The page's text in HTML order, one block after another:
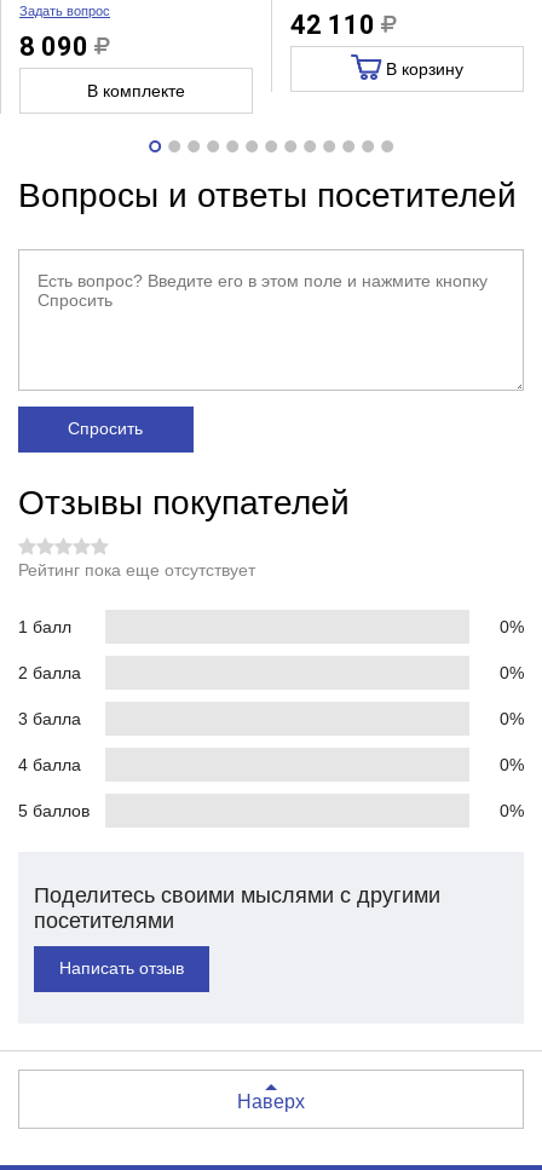
Задать вопрос
8 090
В комплекте
42 110
В корзину
Вопросы и ответы посетителей
Спросить
Отзывы покупателей
Рейтинг пока еще отсутствует
1 балл 0%
2 балла 0%
3 балла 0%
4 балла 0%
5 баллов 0%
Поделитесь своими мыслями с другими
посетителями
Написать отзыв
Наверх